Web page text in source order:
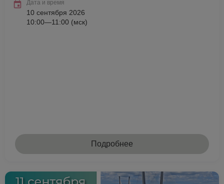
Дата и время
10 сентября 2026
10:00—11:00 (мск)
Подробнее